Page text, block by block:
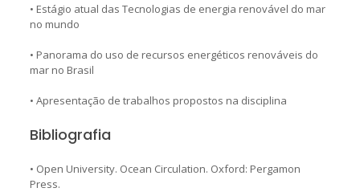
• Estágio atual das Tecnologias de energia renovável do mar
no mundo
• Panorama do uso de recursos energéticos renováveis do
mar no Brasil
• Apresentação de trabalhos propostos na disciplina
Bibliografia
• Open University. Ocean Circulation. Oxford: Pergamon
Press.